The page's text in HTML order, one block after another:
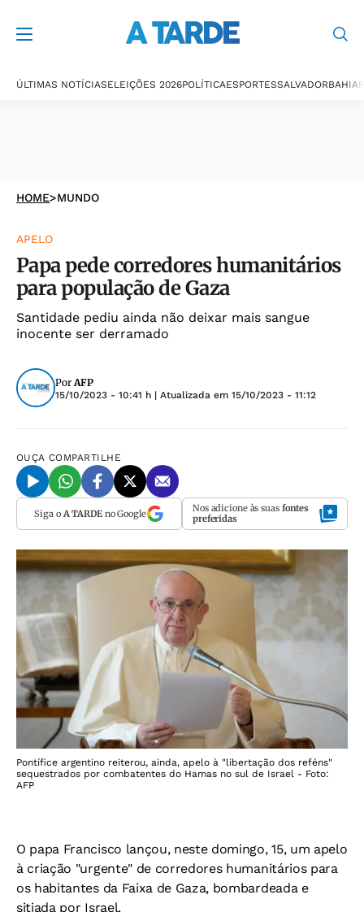
ÚLTIMAS NOTÍCIASELEIÇÕES 2026POLÍTICAESPORTESSALVADORBAHIA
HOME>MUNDO
APELO
Papa pede corredores humanitários
para população de Gaza
Santidade pediu ainda não deixar mais sangue
inocente ser derramado
PorAFP
15/10/2023 - 10:41 h | Atualizada em 15/10/2023 - 11:12
OUÇA COMPARTILHE
Siga o A TARDEno Google Nos adicione às suas fontes
preferidas
Pontífice argentino reiterou, ainda, apelo à "libertação dos reféns"
sequestrados por combatentes do Hamas no sul de Israel - Foto:
AFP
O papa Francisco lançou, neste domingo, 15, um apelo
à criação "urgente" de corredores humanitários para
os habitantes da Faixa de Gaza, bombardeada e
sitiada por Israel.